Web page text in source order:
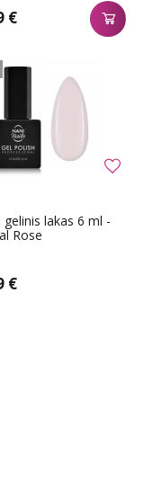
€
gelinis lakas 6 ml -
Rose
€